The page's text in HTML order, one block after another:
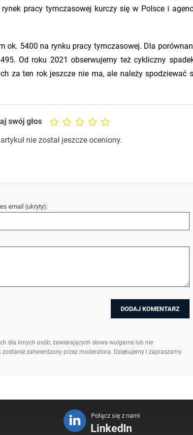
pracy tymczasowej kurczy się w Polsce i
ok. 5400 na rynku pracy tymczasowej. Dla
Od roku 2021 obserwujemy też cykliczny
za ten rok jeszcze nie ma, ale należy spodziewać
swój głos
nie został jeszcze oceniony.
email (ukryty):
dla innych osób, zawierających słowa wulgarne lub nie
zatwierdzony przez moderatora. Dziękujemy i zapraszamy
Połącz się z nami
LinkedIn